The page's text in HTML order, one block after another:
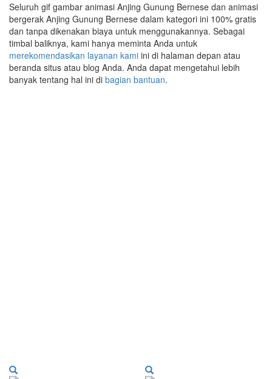
Seluruh gif gambar animasi Anjing Gunung Bernese dan animasi
bergerak Anjing Gunung Bernese dalam kategori ini 100% gratis
dan tanpa dikenakan biaya untuk menggunakannya. Sebagai
timbal baliknya, kami hanya meminta Anda untuk
merekomendasikan layanan kami ini di halaman depan atau
beranda situs atau blog Anda. Anda dapat mengetahui lebih
banyak tentang hal ini di bagian bantuan.